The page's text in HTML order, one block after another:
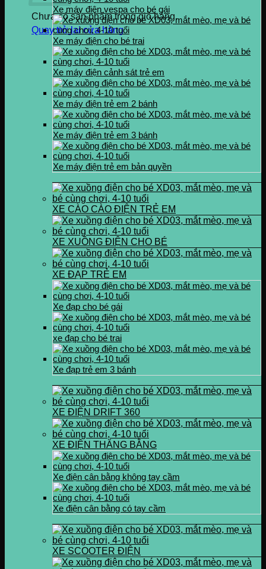
Chưa có sản phẩm trong giỏ hàng.
Quay trở lại cửa hàng
Xe máy điện vespa cho bé gái
Xe máy điện cho bé trai
Xe máy điện cảnh sát trẻ em
Xe máy điện trẻ em 2 bánh
Xe máy điện trẻ em 3 bánh
Xe máy điện trẻ em bản quyền
XE CÀO CÀO ĐIỆN TRẺ EM
XE XUỒNG ĐIỆN CHO BÉ
XE ĐẠP TRẺ EM
Xe đạp cho bé gái
xe đạp cho bé trai
Xe đạp trẻ em 3 bánh
XE ĐIỆN DRIFT 360
XE ĐIỆN THĂNG BẰNG
Xe điện cân bằng không tay cầm
Xe điện cân bằng có tay cầm
XE SCOOTER ĐIỆN